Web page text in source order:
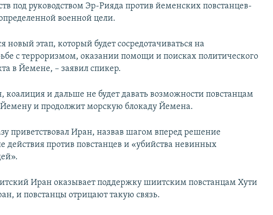
под руководством Эр-Рияда против йеменских повстанцев-
военной цели.
новый этап, который будет сосредотачиваться на
с терроризмом, оказании помощи и поисках политического
в Йемене, – заявил спикер.
коалиция и дальше не будет давать возможности повстанцам
Йемену и продолжит морскую блокаду Йемена.
приветствовал Иран, назвав шагом вперед решение
действия против повстанцев и «убийства невинных
Иран оказывает поддержку шиитским повстанцам Хути
и повстанцы отрицают такую связь.